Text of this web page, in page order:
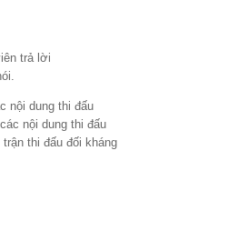
trả lời
nội dung thi đấu
nội dung thi đấu
thi đấu đối kháng